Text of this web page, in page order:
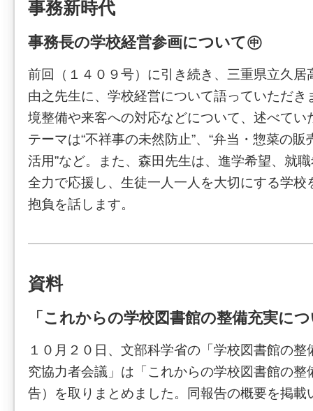
事務新時代
事務長の学校経営参画について㊥
前回（１４０９号）に引き続き、三重県立久居
由之先生に、学校経営について語っていただき
境整備や来客への対応などについて、述べてい
テーマは“不祥事の未然防止”、“弁当・惣菜の販
活用”など。また、森田先生は、進学希望、就
全力で応援し、生徒一人一人を大切にする学校
抱負を話します。
資料
「これからの学校図書館の整備充実に
１０月２０日、文部科学省の「学校図書館の
究協力者会議」は「これからの学校図書館の整
告）を取りまとめました。同報告の概要を掲載